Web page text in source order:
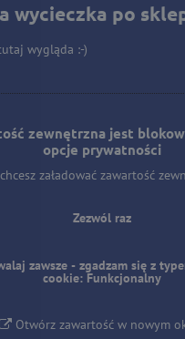
wycieczka po
wygląda :-)
zewnętrzna jest
opcje prywatności
załadować zawartość
Zezwól raz
zawsze - zgadzam się z
cookie: Funkcjonalny
Otwórz zawartość w nowym